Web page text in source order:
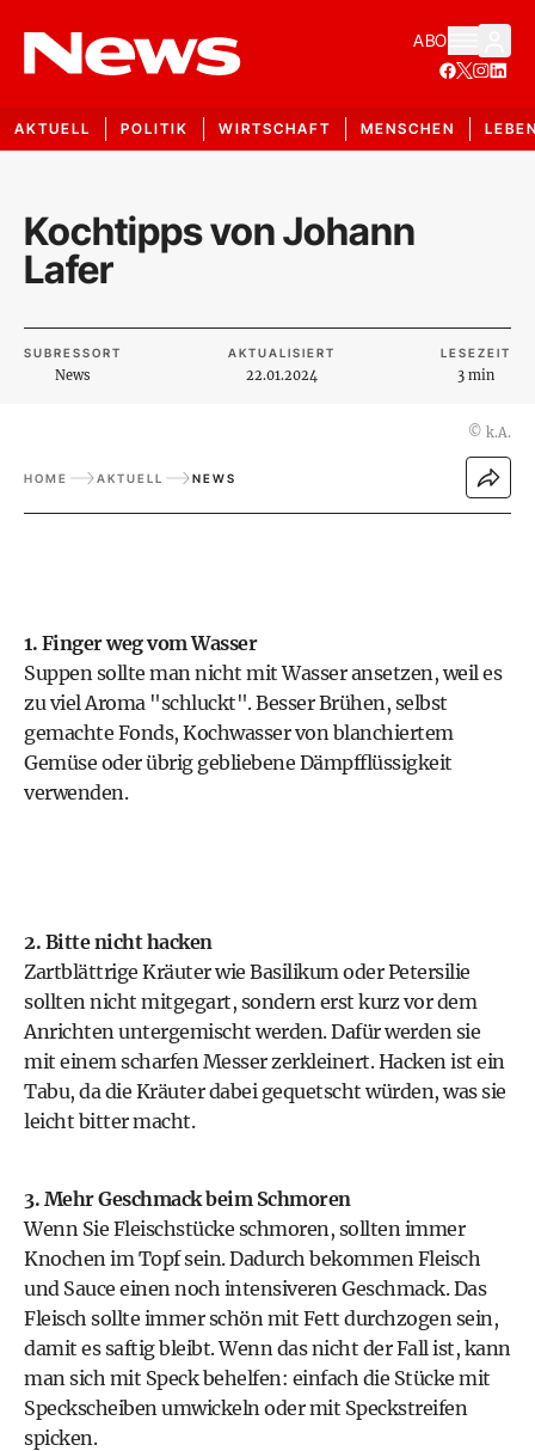
ABO
AKTUELL POLITIK WIRTSCHAFT MENSCHEN
Kochtipps von Johann
Lafer
SUBRESSORT
News
AKTUALISIERT
22.01.2024
LESEZEIT
3 min
© k.A.
HOME AKTUELL NEWS
1. Finger weg vom Wasser
Suppen sollte man nicht mit Wasser ansetzen, weil es
zu viel Aroma "schluckt". Besser Brühen, selbst
gemachte Fonds, Kochwasser von blanchiertem
Gemüse oder übrig gebliebene Dämpfflüssigkeit
verwenden.
2. Bitte nicht hacken
Zartblättrige Kräuter wie Basilikum oder Petersilie
sollten nicht mitgegart, sondern erst kurz vor dem
Anrichten untergemischt werden. Dafür werden sie
mit einem scharfen Messer zerkleinert. Hacken ist ein
Tabu, da die Kräuter dabei gequetscht würden, was sie
leicht bitter macht.
3. Mehr Geschmack beim Schmoren
Wenn Sie Fleischstücke schmoren, sollten immer
Knochen im Topf sein. Dadurch bekommen Fleisch
und Sauce einen noch intensiveren Geschmack. Das
Fleisch sollte immer schön mit Fett durchzogen sein,
damit es saftig bleibt. Wenn das nicht der Fall ist, kann
man sich mit Speck behelfen: einfach die Stücke mit
Speckscheiben umwickeln oder mit Speckstreifen
spicken.